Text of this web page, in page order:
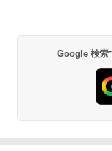
Google 検索